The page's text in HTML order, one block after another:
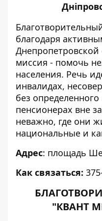
благодаря
Днепропетровской
миссия - помочь
населения. Речь
инвалидах,
без
пенсионерах вне
неважно, где они
национальные и
Адрес: площадь
Как связаться:
"КВАНТ